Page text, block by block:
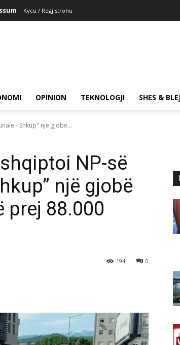
Kycu / Regjistrohu
OPINION TEKNOLOGJI SHES &
- Shkup" një gjobë...
NP-së
një gjobë
prej 88.000
0
194